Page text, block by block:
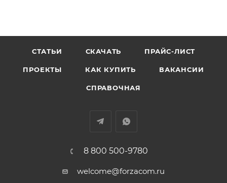
СТАТЬИ СКАЧАТЬ ПРАЙС-ЛИСТ
ПРОЕКТЫ КАК КУПИТЬ ВАКАНСИИ
СПРАВОЧНАЯ
8 800 500-9780
welcome@forzacom.ru